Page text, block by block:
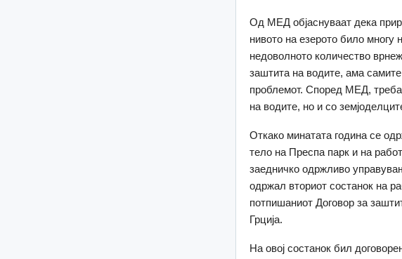
Од МЕД објаснуваат дека
нивото на езерото било многу
недоволното количество
заштита на водите, ама
проблемот. Според МЕД, треба
на водите, но и со
Откако минатата година се
тело на Преспа парк и на
заедничко одржливо
одржал вториот состанок на
потпишаниот Договор за
Грција.
На овој состанок бил